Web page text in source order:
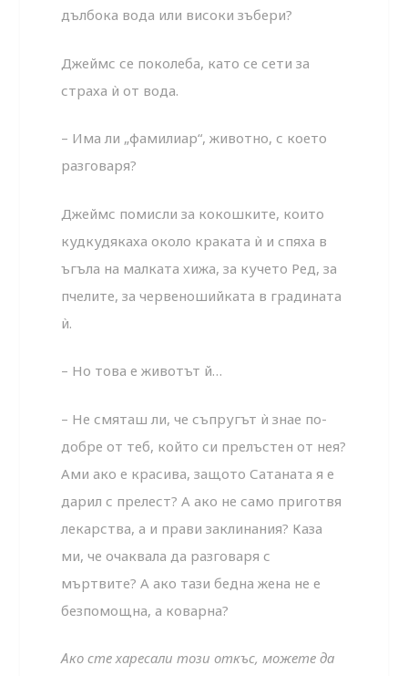
дълбока вода или високи зъбери?
Джеймс се поколеба, като се сети за
страха ѝ от вода.
– Има ли „фамилиар“, животно, с което
разговаря?
Джеймс помисли за кокошките, които
кудкудякаха около краката ѝ и спяха в
ъгъла на малката хижа, за кучето Ред, за
пчелите, за червеношийката в градината
ѝ.
– Но това е животът й…
– Не смяташ ли, че съпругът ѝ знае по-
добре от теб, който си прелъстен от нея?
Ами ако е красива, защото Сатаната я е
дарил с прелест? А ако не само приготвя
лекарства, а и прави заклинания? Каза
ми, че очаквала да разговаря с
мъртвите? А ако тази бедна жена не е
безпомощна, а коварна?
Ако сте харесали този откъс, можете да